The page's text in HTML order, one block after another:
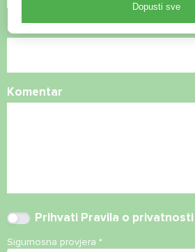
E-pošta
Komentar
Prihvati Pravila o privatnosti
Sigurnosna provjera *
Dopusti sve